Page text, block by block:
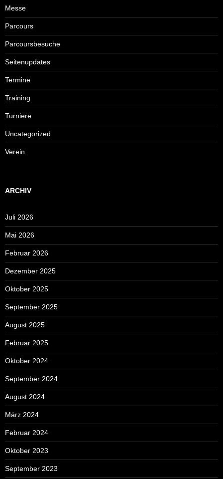
Messe
Parcours
Parcoursbesuche
Seitenupdates
Termine
Training
Turniere
Uncategorized
Verein
ARCHIV
Juli 2026
Mai 2026
Februar 2026
Dezember 2025
Oktober 2025
September 2025
August 2025
Februar 2025
Oktober 2024
September 2024
August 2024
März 2024
Februar 2024
Oktober 2023
September 2023